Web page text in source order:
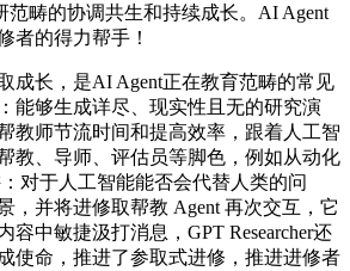
范畴的协调共生和持续成长。AI Agent
者的得力帮手！
长，是AI Agent正在教育范畴的常见
能够生成详尽、现实性且无的研究演
教师节流时间和提高效率，跟着人工智
教、导师、评估员等脚色，例如从动化
对于人工智能能否会代替人类的问
，并将进修取帮教 Agent 再次交互，它
容中敏捷汲打消息，GPT Researcher还
使命，推进了参取式进修，推进进修者